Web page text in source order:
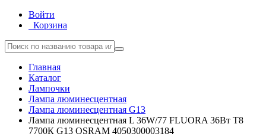
Войти
Корзина
Главная
Каталог
Лампочки
Лампа люминесцентная
Лампа люминесцентная G13
Лампа люминесцентная L 36W/77 FLUORA 36Вт T8
7700К G13 OSRAM 4050300003184